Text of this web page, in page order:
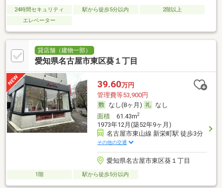
24時間セキュリティ 駅から徒歩5分以内
2階以上
エレベーター
貸店舗（建物一部）
愛知県名古屋市東区葵１丁目
39.60万円
管理費等53,900円
なし(8ヶ月)
なし
面積61.43m2
1973年12月(築52年9ヶ月)
名古屋市東山線 新栄町駅 徒歩3分
その他の交通
愛知県名古屋市東区葵１丁目
1階 駅から徒歩5分以内